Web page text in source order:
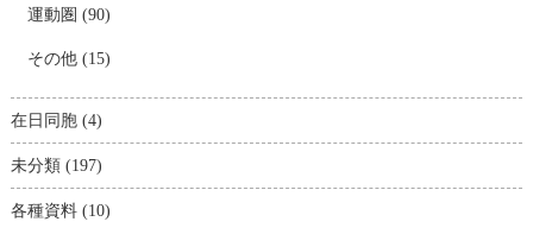
運動圏 (90)
その他(15)
在日同胞(4)
未分類 (197)
各種資料(10)